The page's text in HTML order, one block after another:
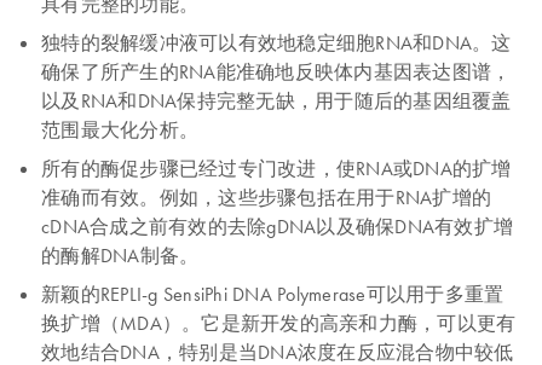
独特的裂解缓冲液可以有效地稳定细胞RNA和DNA。这
确保了所产生的RNA能准确地反映体内基因表达图谱，
以及RNA和DNA保持完整无缺，用于随后的基因组覆盖
范围最大化分析。
所有的酶促步骤已经过专门改进，使RNA或DNA的扩增
准确而有效。例如，这些步骤包括在用于RNA扩增的
cDNA合成之前有效的去除gDNA以及确保DNA有效扩增
的酶解DNA制备。
新颖的REPLI-g SensiPhi DNA Polymerase可以用于多重置
换扩增（MDA）。它是新开发的高亲和力酶，可以更有
效地结合DNA，特别是当DNA浓度在反应混合物中较低